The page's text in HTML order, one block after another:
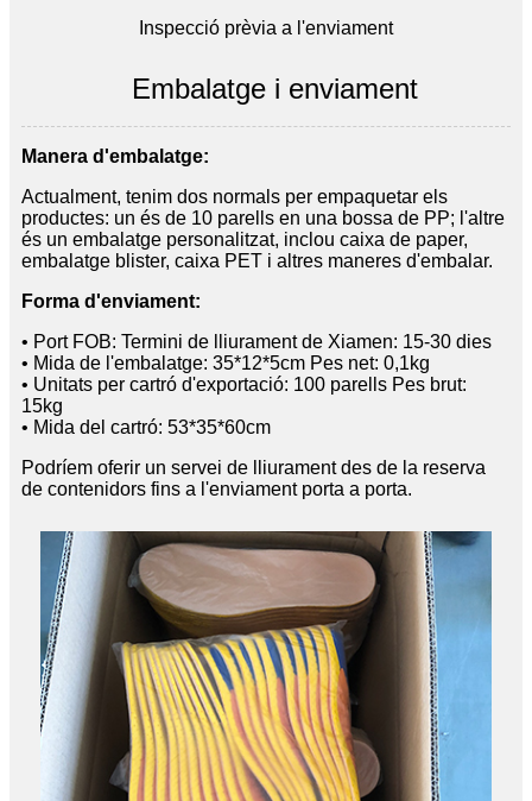
Inspecció prèvia a l'enviament
Embalatge i enviament
Manera d'embalatge:
Actualment, tenim dos normals per empaquetar els
productes: un és de 10 parells en una bossa de PP; l'altre
és un embalatge personalitzat, inclou caixa de paper,
embalatge blister, caixa PET i altres maneres d'embalar.
Forma d'enviament:
• Port FOB: Termini de lliurament de Xiamen: 15-30 dies
• Mida de l'embalatge: 35*12*5cm Pes net: 0,1kg
• Unitats per cartró d'exportació: 100 parells Pes brut:
15kg
• Mida del cartró: 53*35*60cm
Podríem oferir un servei de lliurament des de la reserva
de contenidors fins a l'enviament porta a porta.